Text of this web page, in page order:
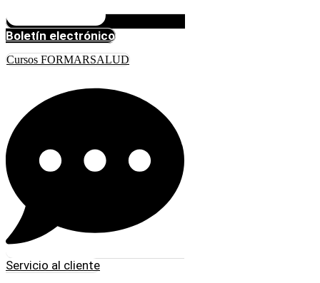
Boletín electrónico
Cursos FORMARSALUD
Servicio al cliente